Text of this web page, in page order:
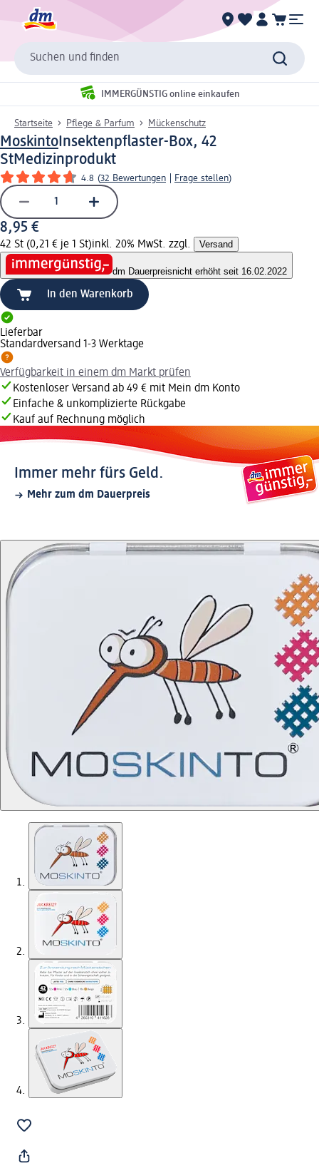
Suchen und finden
IMMERGÜNSTIG online einkaufen
Startseite Pflege & Parfum Mückenschutz
Moskinto Insektenpflaster-Box, 42
StMedizinprodukt
4.8 (32 Bewertungen Frage stellen)
8,95 €
42 St (0,21 € je 1 St)inkl. 20% MwSt. zzgl. Versand
dm Dauerpreisnicht erhöht seit 16.02.2022
In den Warenkorb
Lieferbar
Standardversand 1-3 Werktage
Verfügbarkeit in einem dm Markt prüfen
Kostenloser Versand ab 49 € mit Mein dm Konto
Einfache & unkomplizierte Rückgabe
Kauf auf Rechnung möglich
Immer mehr fürs Geld.
Mehr zum dm Dauerpreis